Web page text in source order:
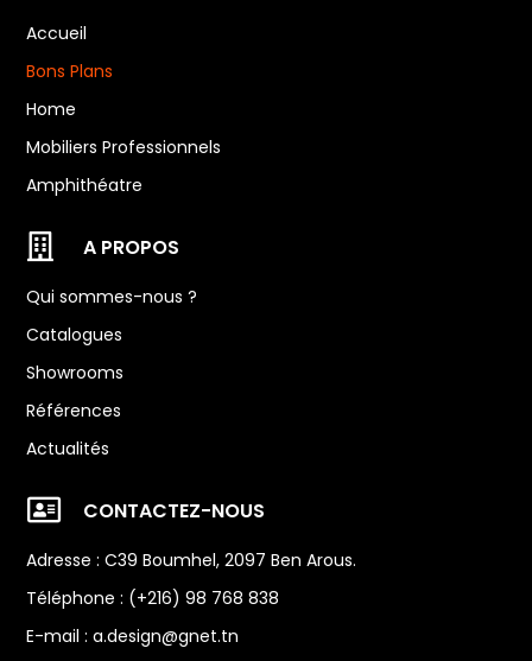
Accueil
Bons Plans
Home
Mobiliers Professionnels
Amphithéatre
 A PROPOS
Qui sommes-nous ?
Catalogues
Showrooms
Références
Actualités
 CONTACTEZ-NOUS
Adresse : C39 Boumhel, 2097 Ben Arous.
Téléphone : (+216) 98 768 838
E-mail :a.design@gnet.tn